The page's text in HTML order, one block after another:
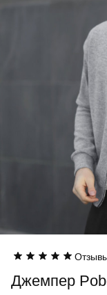
Джемпер